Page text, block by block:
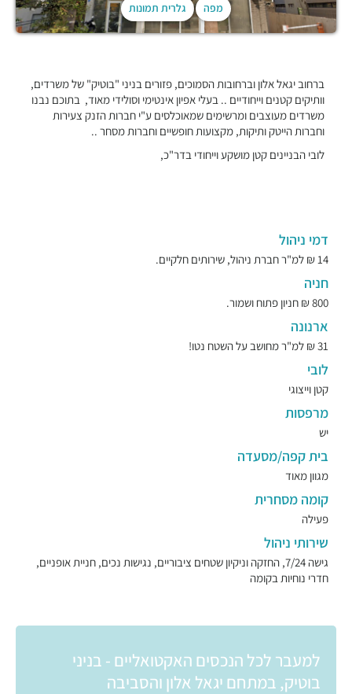
מפה גלרית תמונות
ברחוב יגאל אלון וברחובות הסמוכים, פזורים בניני "בוטיק" של משרדים,
וותיקים קטנים וייחודיים .. בעלי אפיון אינטימי וסולידי מאוד, בתוכם נבנו
משרדים מעוצבים ומרשימים שמאוכלסים ע"י חברות הזנק צעירות
וחברות הייטק ותיקות, מקצועות חופשיים וחברות מסחר ..
לובי הבניינים קטן מושקע וייחודי בדר"כ,
דמי ניהול
14 ₪ למ"ר חברת ניהול, שירותים חלקיים.
חניה
800 ₪ חניון פתוח ושמור.
ארנונה
31 ₪ למ"ר מחושב על השטח נטו!
לובי
קטן וייצוגי
מרפסות
יש
בית קפה/מסעדה
מגוון מאוד
קומה מסחרית
פעילה
שירותי ניהול
גישה 7/24, החזקה וניקיון שטחים ציבוריים, נגישות נכים, חניית אופניים,
חדרי נוחיות בקומה
למעבר לכל הנכסים האקטואליים - בניני
בוטיק, במתחם יגאל אלון והסביבה